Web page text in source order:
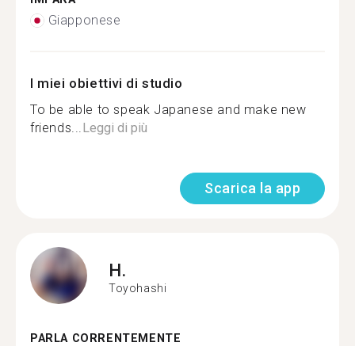
Giapponese
I miei obiettivi di studio
To be able to speak Japanese and make new
friends...Leggi di più
Scarica la app
H.
Toyohashi
PARLA CORRENTEMENTE